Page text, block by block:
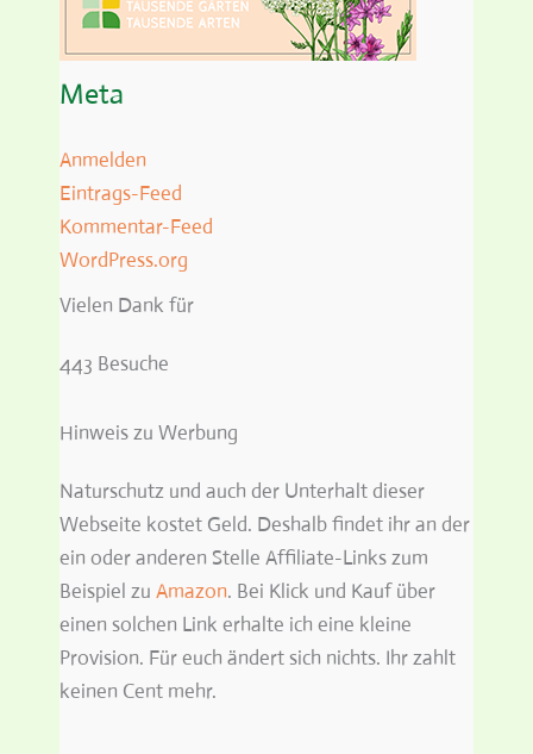
Meta
Anmelden
Eintrags-Feed
Kommentar-Feed
WordPress.org
Vielen Dank für
443 Besuche
Hinweis zu Werbung
Naturschutz und auch der Unterhalt dieser
Webseite kostet Geld. Deshalb findet ihr an der
ein oder anderen Stelle Affiliate-Links zum
Beispiel zu Amazon. Bei Klick und Kauf über
einen solchen Link erhalte ich eine kleine
Provision. Für euch ändert sich nichts. Ihr zahlt
keinen Cent mehr.